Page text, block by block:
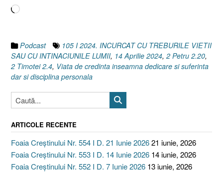
2024”
Încarc...
Podcast
105 I 2024. INCURCAT CU TREBURILE VIETII
SAU CU INTINACIUNILE LUMII, 14 Aprilie 2024, 2 Petru 2.20,
2 Timotei 2.4, Viata de credinta inseamna dedicare si suferinta
dar si disciplina personala
ARTICOLE RECENTE
Foaia Creștinului Nr. 554 I D. 21 Iunie 202621 iunie, 2026
Foaia Creștinului Nr. 553 I D. 14 Iunie 2026 14 iunie, 2026
Foaia Creștinului Nr. 552 I D. 7 Iunie 2026 13 iunie, 2026